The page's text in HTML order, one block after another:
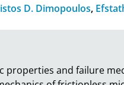
D. Dimopoulos,
and failure